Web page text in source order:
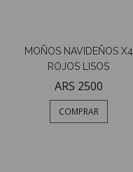
MOÑOS NAVIDEÑOS X4
ROJOS LISOS
ARS 2500
COMPRAR